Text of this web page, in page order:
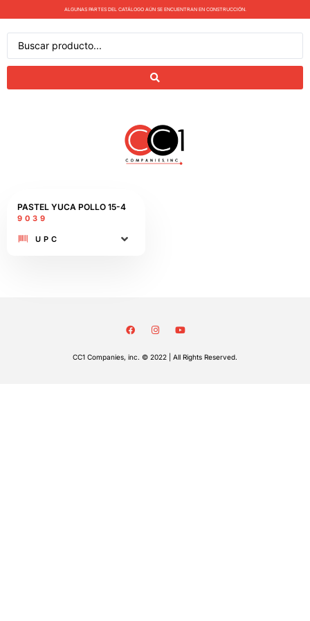
ALGUNAS PARTES DEL CATÁLOGO AÚN SE ENCUENTRAN EN CONSTRUCCIÓN.
PASTEL YUCA POLLO 15-4
9039
UPC
CC1 Companies, inc. © 2022 | All Rights Reserved.